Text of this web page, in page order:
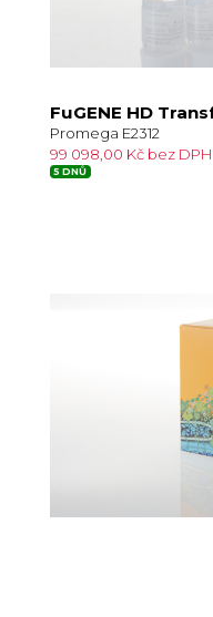
FuGENE HD
Promega E2312
99 098,00 Kč bez DPH
5 DNŮ